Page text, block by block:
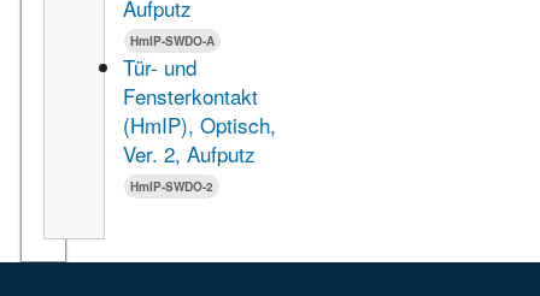
Aufputz
HmIP-SWDO-A
Tür- und
Fensterkontakt
(HmIP), Optisch,
Ver. 2, Aufputz
HmIP-SWDO-2